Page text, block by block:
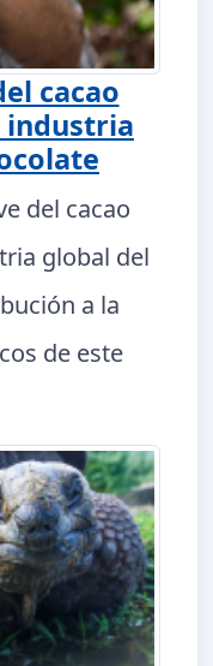
cacao
industria
del cacao
global del
a la
de este